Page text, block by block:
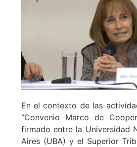
En el contexto de las
“Convenio Marco de
firmado entre la Universidad
Aires (UBA) y el Superior